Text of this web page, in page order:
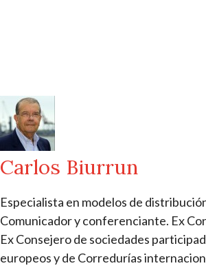
Carlos Biurrun
Especialista en modelos de
Comunicador y conferenciante. Ex
Ex Consejero de sociedades
europeos y de Corredurías